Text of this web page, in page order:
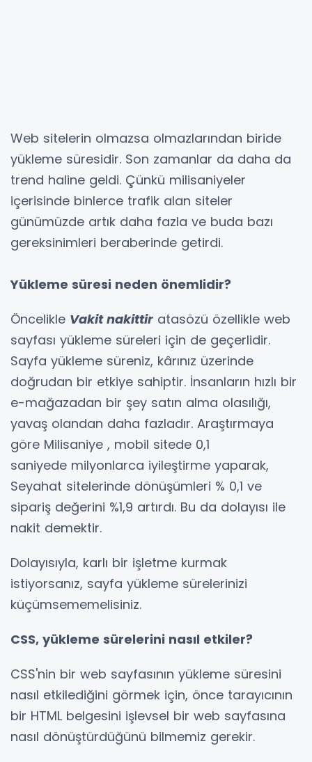
Web sitelerin olmazsa olmazlarından biride
yükleme süresidir. Son zamanlar da daha da
trend haline geldi. Çünkü milisaniyeler
içerisinde binlerce trafik alan siteler
günümüzde artık daha fazla ve buda bazı
gereksinimleri beraberinde getirdi.
Yükleme süresi neden önemlidir?
Öncelikle Vakit nakittir atasözü özellikle web
sayfası yükleme süreleri için de geçerlidir.
Sayfa yükleme süreniz, kârınız üzerinde
doğrudan bir etkiye sahiptir. İnsanların hızlı bir
e-mağazadan bir şey satın alma olasılığı,
yavaş olandan daha fazladır. Araştırmaya
göre Milisaniye , mobil sitede 0,1
saniyede milyonlarca iyileştirme yaparak,
Seyahat sitelerinde dönüşümleri % 0,1 ve
sipariş değerini %1,9 artırdı. Bu da dolayısı ile
nakit demektir.
Dolayısıyla, karlı bir işletme kurmak
istiyorsanız, sayfa yükleme sürelerinizi
küçümsememelisiniz.
CSS, yükleme sürelerini nasıl etkiler?
CSS'nin bir web sayfasının yükleme süresini
nasıl etkilediğini görmek için, önce tarayıcının
bir HTML belgesini işlevsel bir web sayfasına
nasıl dönüştürdüğünü bilmemiz gerekir.